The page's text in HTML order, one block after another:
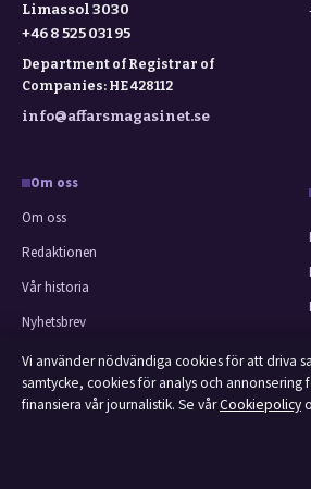
Limassol 3030
+46 8 525 031 95
Department of Registrar of
Companies: HE 428112
info@affarsmagasinet.se
Om oss
Om oss
Redaktionen
Vår historia
Nyhetsbrev
Tipsa oss
Kontakt
Vi använder nödvändiga cookies för att driva
samtycke, cookies för analys och
finansiera vår journalistik. Se vårCookiepolicy